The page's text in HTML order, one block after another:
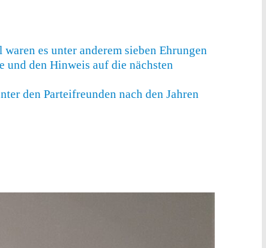
es unter anderem sieben Ehrungen
und den Hinweis auf die nächsten
den Parteifreunden nach den Jahren